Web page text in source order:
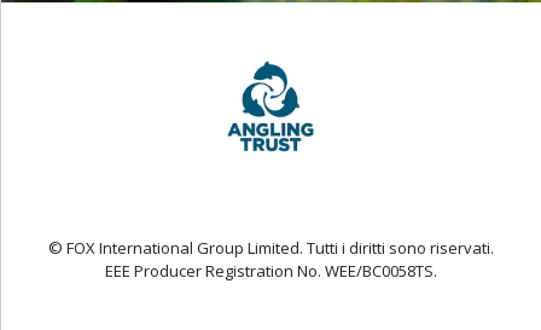
© FOX International Group Limited. Tutti i diritti sono riservati.
EEE Producer Registration No. WEE/BC0058TS.